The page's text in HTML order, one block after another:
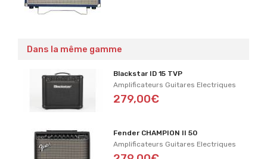
Dans la même gamme
Blackstar ID 15 TVP
Amplificateurs Guitares Electriques
279,00€
Fender CHAMPION II 50
Amplificateurs Guitares Electriques